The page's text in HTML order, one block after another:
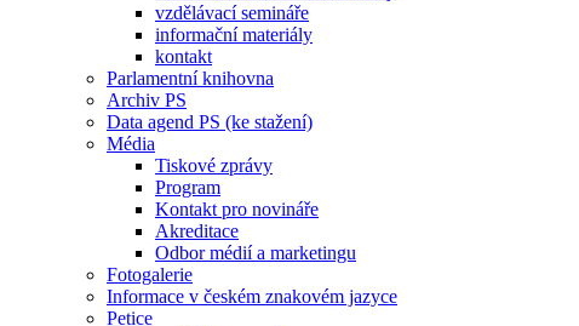
vzdělávací semináře
informační materiály
kontakt
Parlamentní knihovna
Archiv PS
Data agend PS (ke stažení)
Média
Tiskové zprávy
Program
Kontakt pro novináře
Akreditace
Odbor médií a marketingu
Fotogalerie
Informace v českém znakovém jazyce
Petice